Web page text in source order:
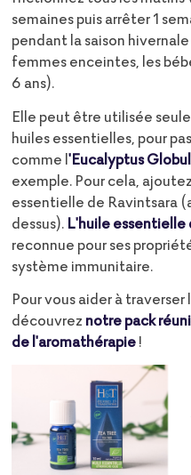
semaines puis arrêter 1
pendant la saison
femmes enceintes, les
6 ans).
Elle peut être utilisée
huiles essentielles, pour
comme l'Eucalyptus
exemple. Pour cela,
essentielle de Ravintsara
dessus). L'huile essentielle
reconnue pour ses
système immunitaire.
Pour vous aider à
découvrez notre pack
de l'aromathérapie!